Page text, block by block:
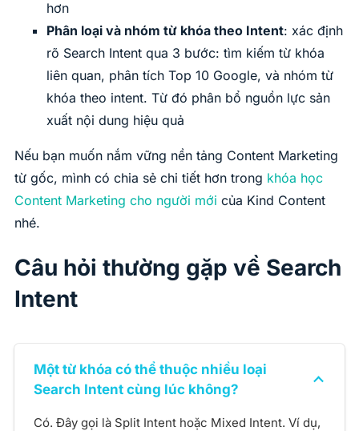
hơn
Phân loại và nhóm từ khóa theo Intent: xác định
rõ Search Intent qua 3 bước: tìm kiếm từ khóa
liên quan, phân tích Top 10 Google, và nhóm từ
khóa theo intent. Từ đó phân bổ nguồn lực sản
xuất nội dung hiệu quả
Nếu bạn muốn nắm vững nền tảng Content Marketing
từ gốc, mình có chia sẻ chi tiết hơn trong khóa học
Content Marketing cho người mới của Kind Content
nhé.
Câu hỏi thường gặp về Search
Intent
Một từ khóa có thể thuộc nhiều loại
Search Intent cùng lúc không?
Có. Đây gọi là Split Intent hoặc Mixed Intent. Ví dụ,